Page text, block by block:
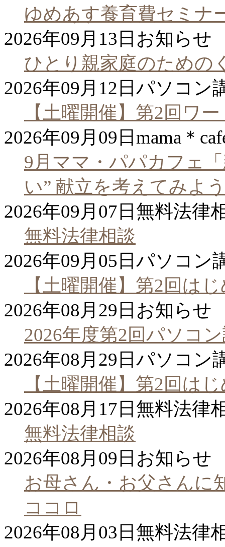
ゆめあす養育費セミナ
2026年09月13日 お知らせ
ひとり親家庭のための
2026年09月12日 パソコン
【土曜開催】第2回ワ
2026年09月09日 mama＊
9月ママ・パパカフェ
い” 献立を考えてみよ
2026年09月07日 無料法律
無料法律相談
2026年09月05日 パソコン
【土曜開催】第2回は
2026年08月29日 お知らせ
2026年度第2回パソコ
2026年08月29日 パソコン
【土曜開催】第2回は
2026年08月17日 無料法律
無料法律相談
2026年08月09日 お知らせ
お母さん・お父さん
ココロ
2026年08月03日 無料法律